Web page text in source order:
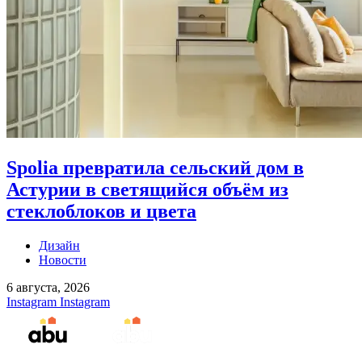
Spolia превратила сельский дом в
Астурии в светящийся объём из
стеклоблоков и цвета
Дизайн
Новости
6 августа, 2026
Instagram Instagram